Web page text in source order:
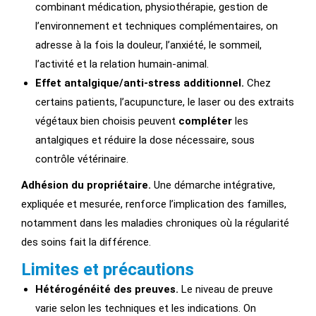
combinant médication, physiothérapie, gestion de
l’environnement et techniques complémentaires, on
adresse à la fois la douleur, l’anxiété, le sommeil,
l’activité et la relation humain-animal.
Effet antalgique/anti-stress additionnel. Chez
certains patients, l’acupuncture, le laser ou des extraits
végétaux bien choisis peuvent compléter les
antalgiques et réduire la dose nécessaire, sous
contrôle vétérinaire.
Adhésion du propriétaire. Une démarche intégrative,
expliquée et mesurée, renforce l’implication des familles,
notamment dans les maladies chroniques où la régularité
des soins fait la différence.
Limites et précautions
Hétérogénéité des preuves. Le niveau de preuve
varie selon les techniques et les indications. On